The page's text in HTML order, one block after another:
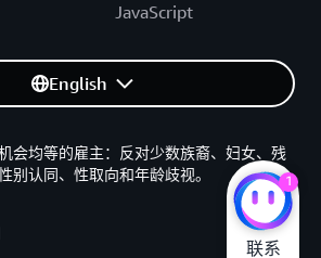
JavaScript
English
会均等的雇主：反对少数族裔、妇女、残
别认同、性取向和年龄歧视。
1
联系